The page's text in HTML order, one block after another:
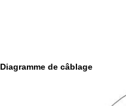
Diagramme de câblage